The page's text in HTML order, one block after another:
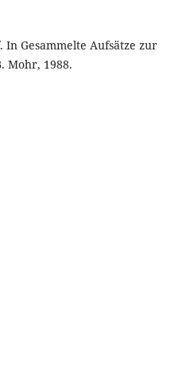
In Gesammelte Aufsätze zur
Mohr, 1988.